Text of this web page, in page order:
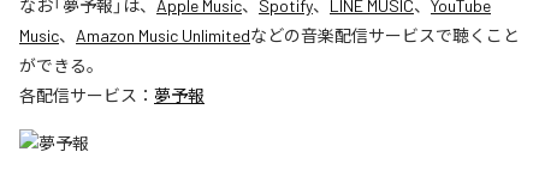
なお「夢予報 」は、 Apple Music、 Spotify、 LINE MUSIC、 YouTube
Music、 Amazon Music Unlimitedなどの音楽配信サービスで聴くこと
ができる。
各配信サービス： 夢予報